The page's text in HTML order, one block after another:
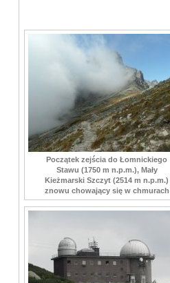
Początek zejścia do Łomnickiego
Stawu (1750 m n.p.m.), Mały
Kieżmarski Szczyt (2514 m n.p.m.)
znowu chowający się w chmurach